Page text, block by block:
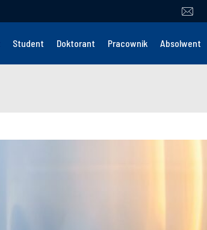
Student Doktorant Pracownik Absolwent